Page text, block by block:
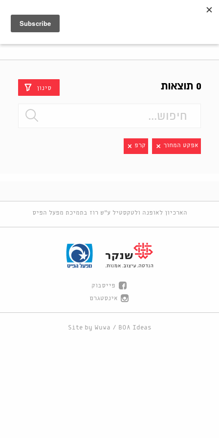
0 תוצאות סינון
אפקט המחוך קרפ
הארכיון לאופנה ולטקסטיל ע"ש רוז בתמיכת מפעל הפיס
פייסבוק
אינסטגרם
Site by Wuwa / BOA Ideas